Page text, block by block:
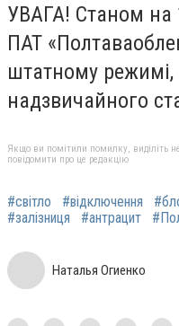
УВАГА! Станом на
ПАТ
штатному режимі,
надзвичайного
Якщо ви помітили помилку, виділіть
повідомити про це редакцію
#світло #відключення
#залізниця
#антрацит
Наталья Огиенко